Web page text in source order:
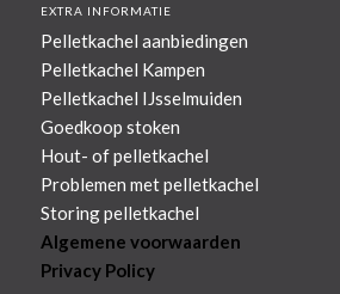
EXTRA INFORMATIE
Pelletkachel aanbiedingen
Pelletkachel Kampen
Pelletkachel IJsselmuiden
Goedkoop stoken
Hout- of pelletkachel
Problemen met pelletkachel
Storing pelletkachel
Algemene voorwaarden
Privacy Policy